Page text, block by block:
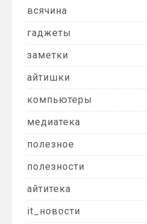
всячина
гаджеты
заметки
айтишки
компьютеры
медиатека
полезное
полезности
айтитека
it_новости